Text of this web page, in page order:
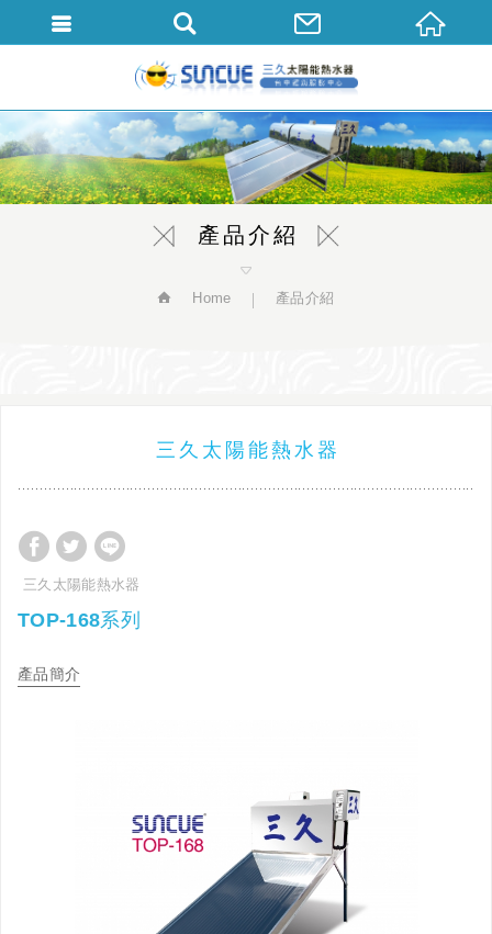
產品介紹
Home 產品介紹
三久太陽能熱水器
三久太陽能熱水器
TOP-168系列
產品簡介
繁體中文